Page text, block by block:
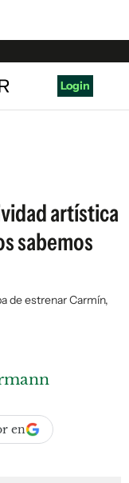
Login
artística
sabemos
de estrenar Carmín,
en